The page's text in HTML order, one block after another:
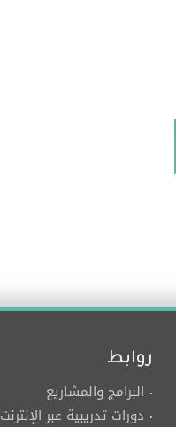
روابط
البرامج والمشاريع
دورات تدريبية عبر الإنترنت